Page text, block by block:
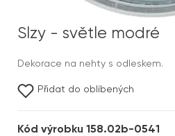
Slzy - světle modré
Dekorace na nehty s odleskem.
Přidat do oblíbených
Kód výrobku 158.02b-0541